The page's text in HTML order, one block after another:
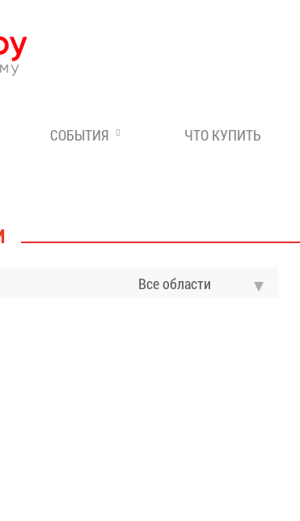
СОБЫТИЯ ЧТО КУПИТЬ
Все области